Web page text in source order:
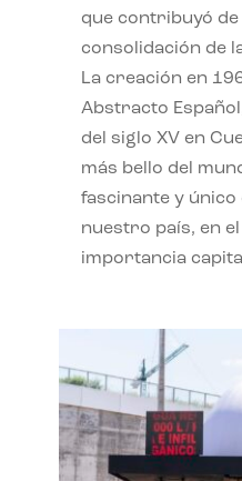
que contribuyó
consolidación de
La creación en
Abstracto
del siglo XV en
más bello del
fascinante y
nuestro país, en
importancia